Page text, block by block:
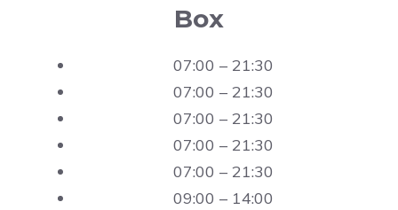
Box
07:00 – 21:30
07:00 – 21:30
07:00 – 21:30
07:00 – 21:30
07:00 – 21:30
09:00 – 14:00